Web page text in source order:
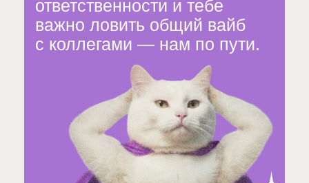
Отправить